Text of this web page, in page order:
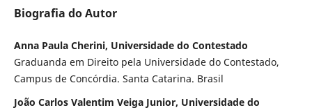
Biografia do Autor
Anna Paula Cherini, Universidade do Contestado
Graduanda em Direito pela Universidade do Contestado,
Campus de Concórdia. Santa Catarina. Brasil
João Carlos Valentim Veiga Junior, Universidade do